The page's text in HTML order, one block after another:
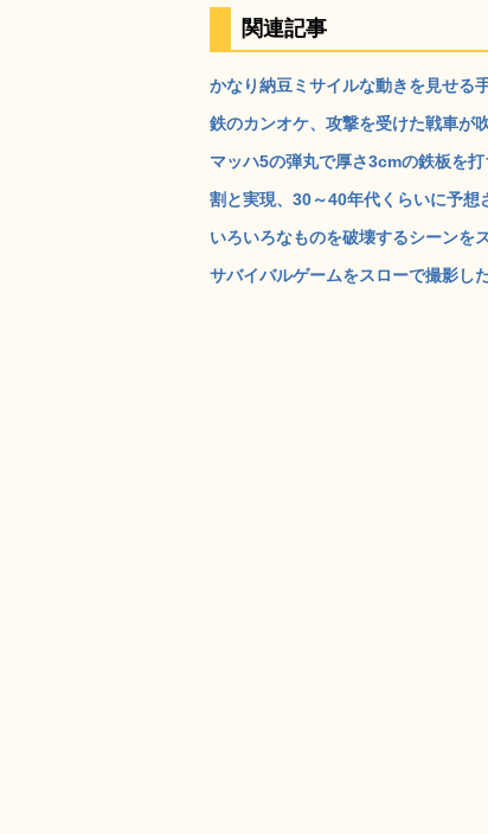
関連記事
かなり納豆ミサイルな動きを見せる
鉄のカンオケ、攻撃を受けた戦車が
マッハ5の弾丸で厚さ3cmの鉄板を
割と実現、30～40年代くらいに予
いろいろなものを破壊するシーンを
サバイバルゲームをスローで撮影し